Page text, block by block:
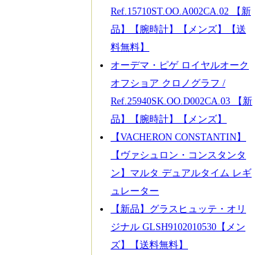
Ref.15710ST.OO.A002CA.02 【新
品】【腕時計】【メンズ】【送
料無料】
オーデマ・ピゲ ロイヤルオーク
オフショア クロノグラフ /
Ref.25940SK.OO.D002CA.03 【新
品】【腕時計】【メンズ】
【VACHERON CONSTANTIN】
【ヴァシュロン・コンスタンタ
ン】マルタ デュアルタイム レギ
ュレーター
【新品】グラスヒュッテ・オリ
ジナル GLSH9102010530【メン
ズ】【送料無料】